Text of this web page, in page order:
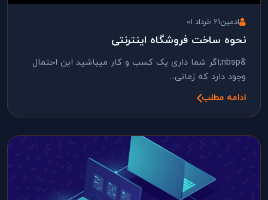
ادمین21 خرداد 01
نحوه ساخت فروشگاه اینترنتی
&nbsp;اگر شما داری یک کسب و کار میباشید این احتمال
وجود دارد که زمانی...
ادامه مطلب